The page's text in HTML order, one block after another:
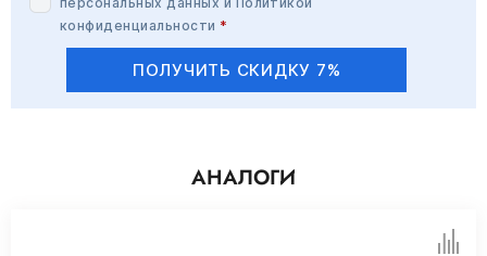
конфиденциальности *
ПОЛУЧИТЬ СКИДКУ 7%
АНАЛОГИ